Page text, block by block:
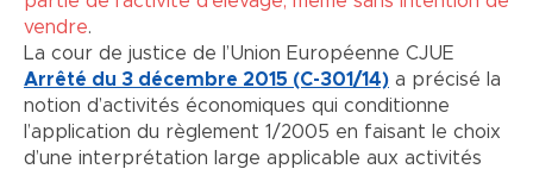
vendre.
La cour de justice de l’Union Européenne CJUE
Arrêté du 3 décembre 2015 (C-301/14) a précisé la
notion d’activités économiques qui conditionne
l’application du règlement 1/2005 en faisant le choix
d’une interprétation large applicable aux activités